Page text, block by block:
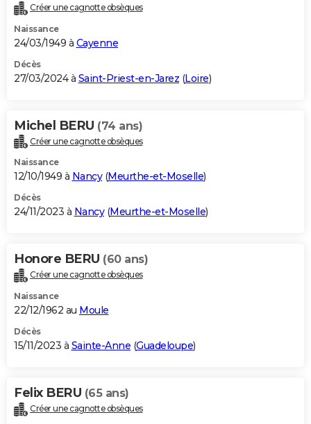
Créer une cagnotte obsèques
Naissance
24/03/1949 à Cayenne
Décès
27/03/2024 à Saint-Priest-en-Jarez (Loire)
Michel BERU (74 ans)
Créer une cagnotte obsèques
Naissance
12/10/1949 à Nancy(Meurthe-et-Moselle)
Décès
24/11/2023 à Nancy(Meurthe-et-Moselle)
Honore BERU (60 ans)
Créer une cagnotte obsèques
Naissance
22/12/1962 au Moule
Décès
15/11/2023 à Sainte-Anne (Guadeloupe)
Felix BERU (65 ans)
Créer une cagnotte obsèques